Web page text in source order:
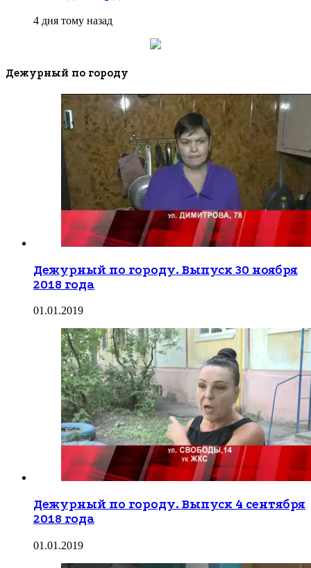
4 дня тому назад
Дежурный по городу
Дежурный по городу. Выпуск 30 ноября
2018 года
01.01.2019
Дежурный по городу. Выпуск 4 сентября
2018 года
01.01.2019